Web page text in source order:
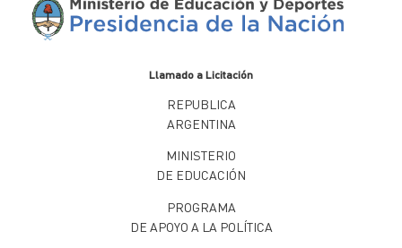
Llamado a Licitación
REPUBLICA
ARGENTINA
MINISTERIO
DE EDUCACIÓN
PROGRAMA
DE APOYO A LA POLÍTICA